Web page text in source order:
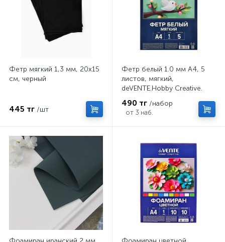
Фетр мягкий 1,3 мм, 20х15
см, черный
445 тг /шт
Фетр белый 1.0 мм А4, 5
листов, мягкий,
deVENTE.Hobby Creative.
490 тг /набор
от 3 наб.